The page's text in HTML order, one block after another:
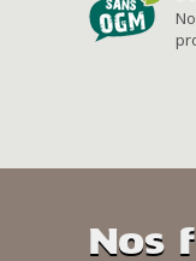
Nos